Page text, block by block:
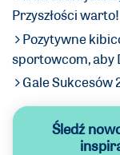
Przyszłości warto!
Pozytywne
sportowcom, aby
Gale Sukcesów
Śledź